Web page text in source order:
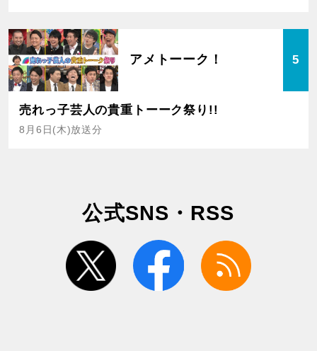
アメトーーク！ 5
売れっ子芸人の貴重トーーク祭り!!
8月6日(木)放送分
公式SNS・RSS
twitter facebook